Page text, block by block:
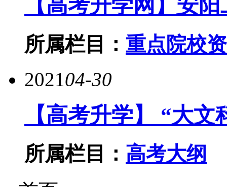
【高考升学网】安
所属栏目： 重点院校
202104-30
【高考升学】 “大
所属栏目： 高考大纲